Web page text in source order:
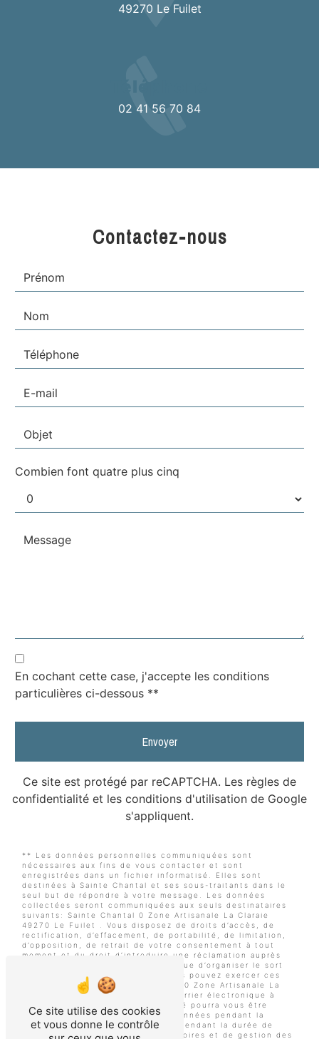
49270 Le Fuilet
02 41 56 70 84
Contactez-nous
Combien font quatre plus cinq
En cochant cette case, j'accepte les conditions
particulières ci-dessous **
Envoyer
Ce site est protégé par reCAPTCHA. Les règles de
confidentialité et les conditions d'utilisation de Google
s'appliquent.
** Les données personnelles communiquées sont
nécessaires aux fins de vous contacter et sont
enregistrées dans un fichier informatisé. Elles sont
destinées à Sainte Chantal et ses sous-traitants dans le
seul but de répondre à votre message. Les données
collectées seront communiquées aux seuls destinataires
suivants: Sainte Chantal 0 Zone Artisanale La Claraie
49270 Le Fuilet . Vous disposez de droits d’accès, de
rectification, d’effacement, de portabilité, de limitation,
d’opposition, de retrait de votre consentement à tout
moment et du droit d’introduire une réclamation auprès
d’une autorité de contrôle, ainsi que d’organiser le sort
de vos données post-mortem. Vous pouvez exercer ces
droits par voie postale à l'adresse 0 Zone Artisanale La
Claraie 49270 Le Fuilet ou par courrier électronique à
l'adresse . Un justificatif d'identité pourra vous être
demandé. Nous conservons vos données pendant la
période de prise de contact puis pendant la durée de
prescription légale aux fins probatoires et de gestion des
Ce site utilise des cookies
et vous donne le contrôle